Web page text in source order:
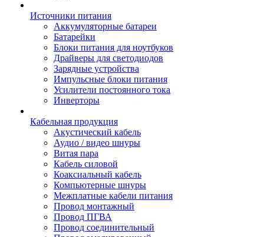
Источники питания
Аккумуляторные батареи
Батарейки
Блоки питания для ноутбуков
Драйверы для светодиодов
Зарядные устройства
Импульсные блоки питания
Усилители постоянного тока
Инверторы
Кабельная продукция
Акустический кабель
Аудио / видео шнуры
Витая пара
Кабель силовой
Коаксиальный кабель
Компьютерные шнуры
Межплатные кабели питания
Провод монтажный
Провод ПГВА
Провод соединительный